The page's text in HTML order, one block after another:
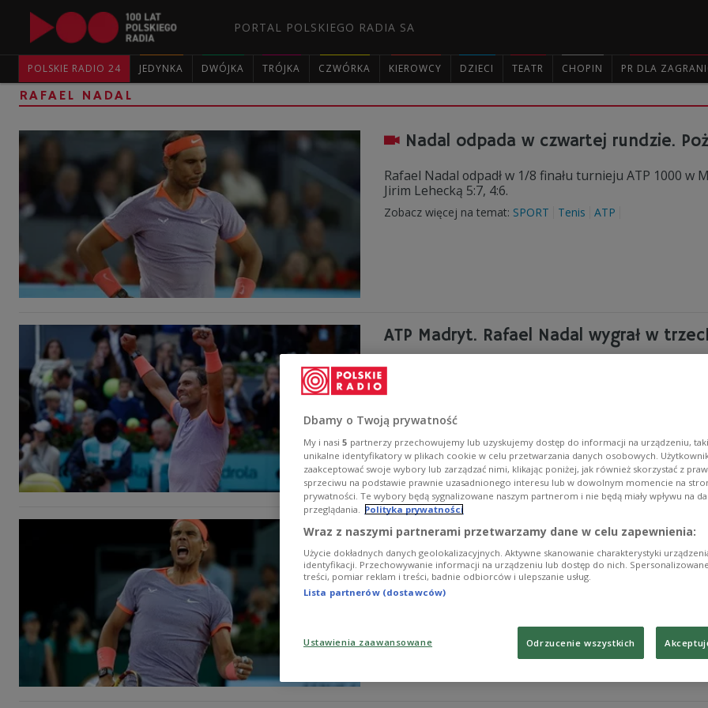
PORTAL POLSKIEGO RADIA SA
POLSKIE RADIO 24 JEDYNKA DWÓJKA TRÓJKA CZWÓRKA KIEROWCY DZIECI TEATR CHOPIN PR DLA
RAFAEL NADAL
Nadal odpada w czwartej rundzie.
Rafael Nadal odpadł w 1/8 finału turnieju ATP 1000 w
Jirim Lehecką 5:7, 4:6.
Zobacz więcej na temat: SPORT Tenis ATP
ATP Madryt. Rafael Nadal wygrał w
Rafael Nadal wygrał z Argentyńczykiem Pedro
Masters 1000 na kortach ziemnych w Madrycie.
Lehecka, który wyeliminował Brazylijczyka Thiago
Zobacz więcej na temat:
ATP Madryt. Udany rewanż mistrza.
Rafael Nadal wygrał w 2. rundzie tenisowego turnieju
Minaurem 7:6 (8-6), 6:3. Niespodziewanie odpadł
światowym rankingu Brazylijczykiem Thiago Monteiro
Dbamy o Twoją prywatność
My i nasi 5 partnerzy przechowujemy lub uzyskujemy dostęp do informacji na urządzeniu,
unikalne identyfikatory w plikach cookie w celu przetwarzania danych osobowych.
zaakceptować swoje wybory lub zarządzać nimi, klikając poniżej, jak również skorzystać z
sprzeciwu na podstawie prawnie uzasadnionego interesu lub w dowolnym momencie na
prywatności. Te wybory będą sygnalizowane naszym partnerom i nie będą miały wpływu na
przeglądania. Polityka prywatności
Wraz z naszymi partnerami przetwarzamy dane w celu zapewnienia:
Użycie dokładnych danych geolokalizacyjnych. Aktywne skanowanie charakterystyki
identyfikacji. Przechowywanie informacji na urządzeniu lub dostęp do nich.
treści, pomiar reklam i treści, badnie odbiorców i ulepszanie usług.
Lista partnerów (dostawców)
Ustawienia zaawansowane Odrzucenie wszystkich